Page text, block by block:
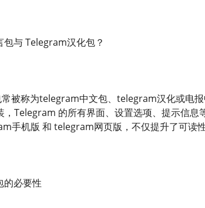
与 Telegram汉化包？
被称为telegram中文包、telegram汉化或电
Telegram 的所有界面、设置选项、提示信
手机版 和 telegram网页版，不仅提升了可读
的必要性